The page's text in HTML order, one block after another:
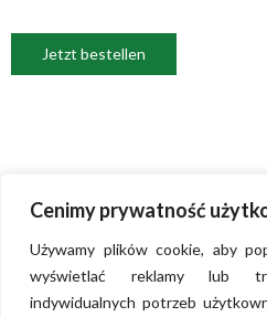
Cenimy prywatność
Używamy plików cookie, aby
wyświetlać reklamy lub
indywidualnych potrzeb
Jetzt bestellen